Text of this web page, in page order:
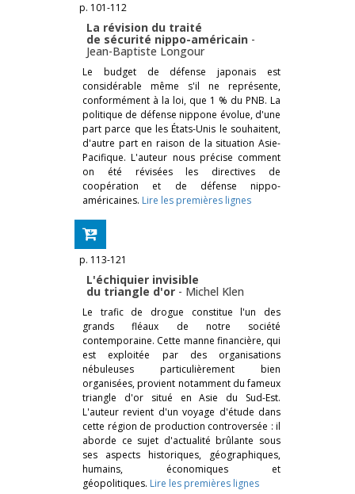
p. 101-112
La révision du traité
de sécurité nippo-américain -
Jean-Baptiste Longour
Le budget de défense japonais est
considérable même s'il ne représente,
conformément à la loi, que 1 % du PNB. La
politique de défense nippone évolue, d'une
part parce que les États-Unis le souhaitent,
d'autre part en raison de la situation Asie-
Pacifique. L'auteur nous précise comment
on été révisées les directives de
coopération et de défense nippo-
américaines. Lire les premières lignes
p. 113-121
L'échiquier invisible
du triangle d'or - Michel Klen
Le trafic de drogue constitue l'un des
grands fléaux de notre société
contemporaine. Cette manne financière, qui
est exploitée par des organisations
nébuleuses particulièrement bien
organisées, provient notamment du fameux
triangle d'or situé en Asie du Sud-Est.
L'auteur revient d'un voyage d'étude dans
cette région de production controversée : il
aborde ce sujet d'actualité brûlante sous
ses aspects historiques, géographiques,
humains, économiques et
géopolitiques. Lire les premières lignes